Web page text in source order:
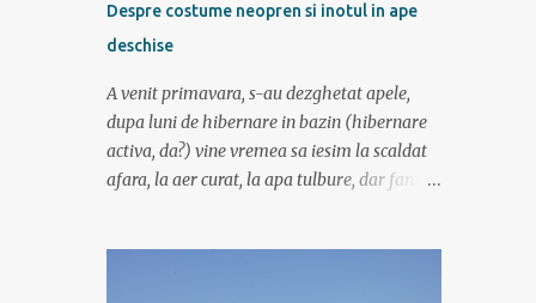
trei varfuri: Moldoveanu, Negoiu si Vistea
Mare. Am planuit sa parcurgem toata
creasta in 5 zile, de la vest la est. In total 70
de km. De la orele de geografie din scoala ne
aminteam ca grupa Muntilor Fagaras se
intinde intre Turnu Rosu (pe Valea Oltului) si
unde luam trenul pret de jumatate de ora
Despre costume neopren si inotul in ape
deschise
A venit primavara, s-au dezghetat apele,
dupa luni de hibernare in bazin (hibernare
activa, da?) vine vremea sa iesim la scaldat
afara, la aer curat, la apa tulbure, dar fara